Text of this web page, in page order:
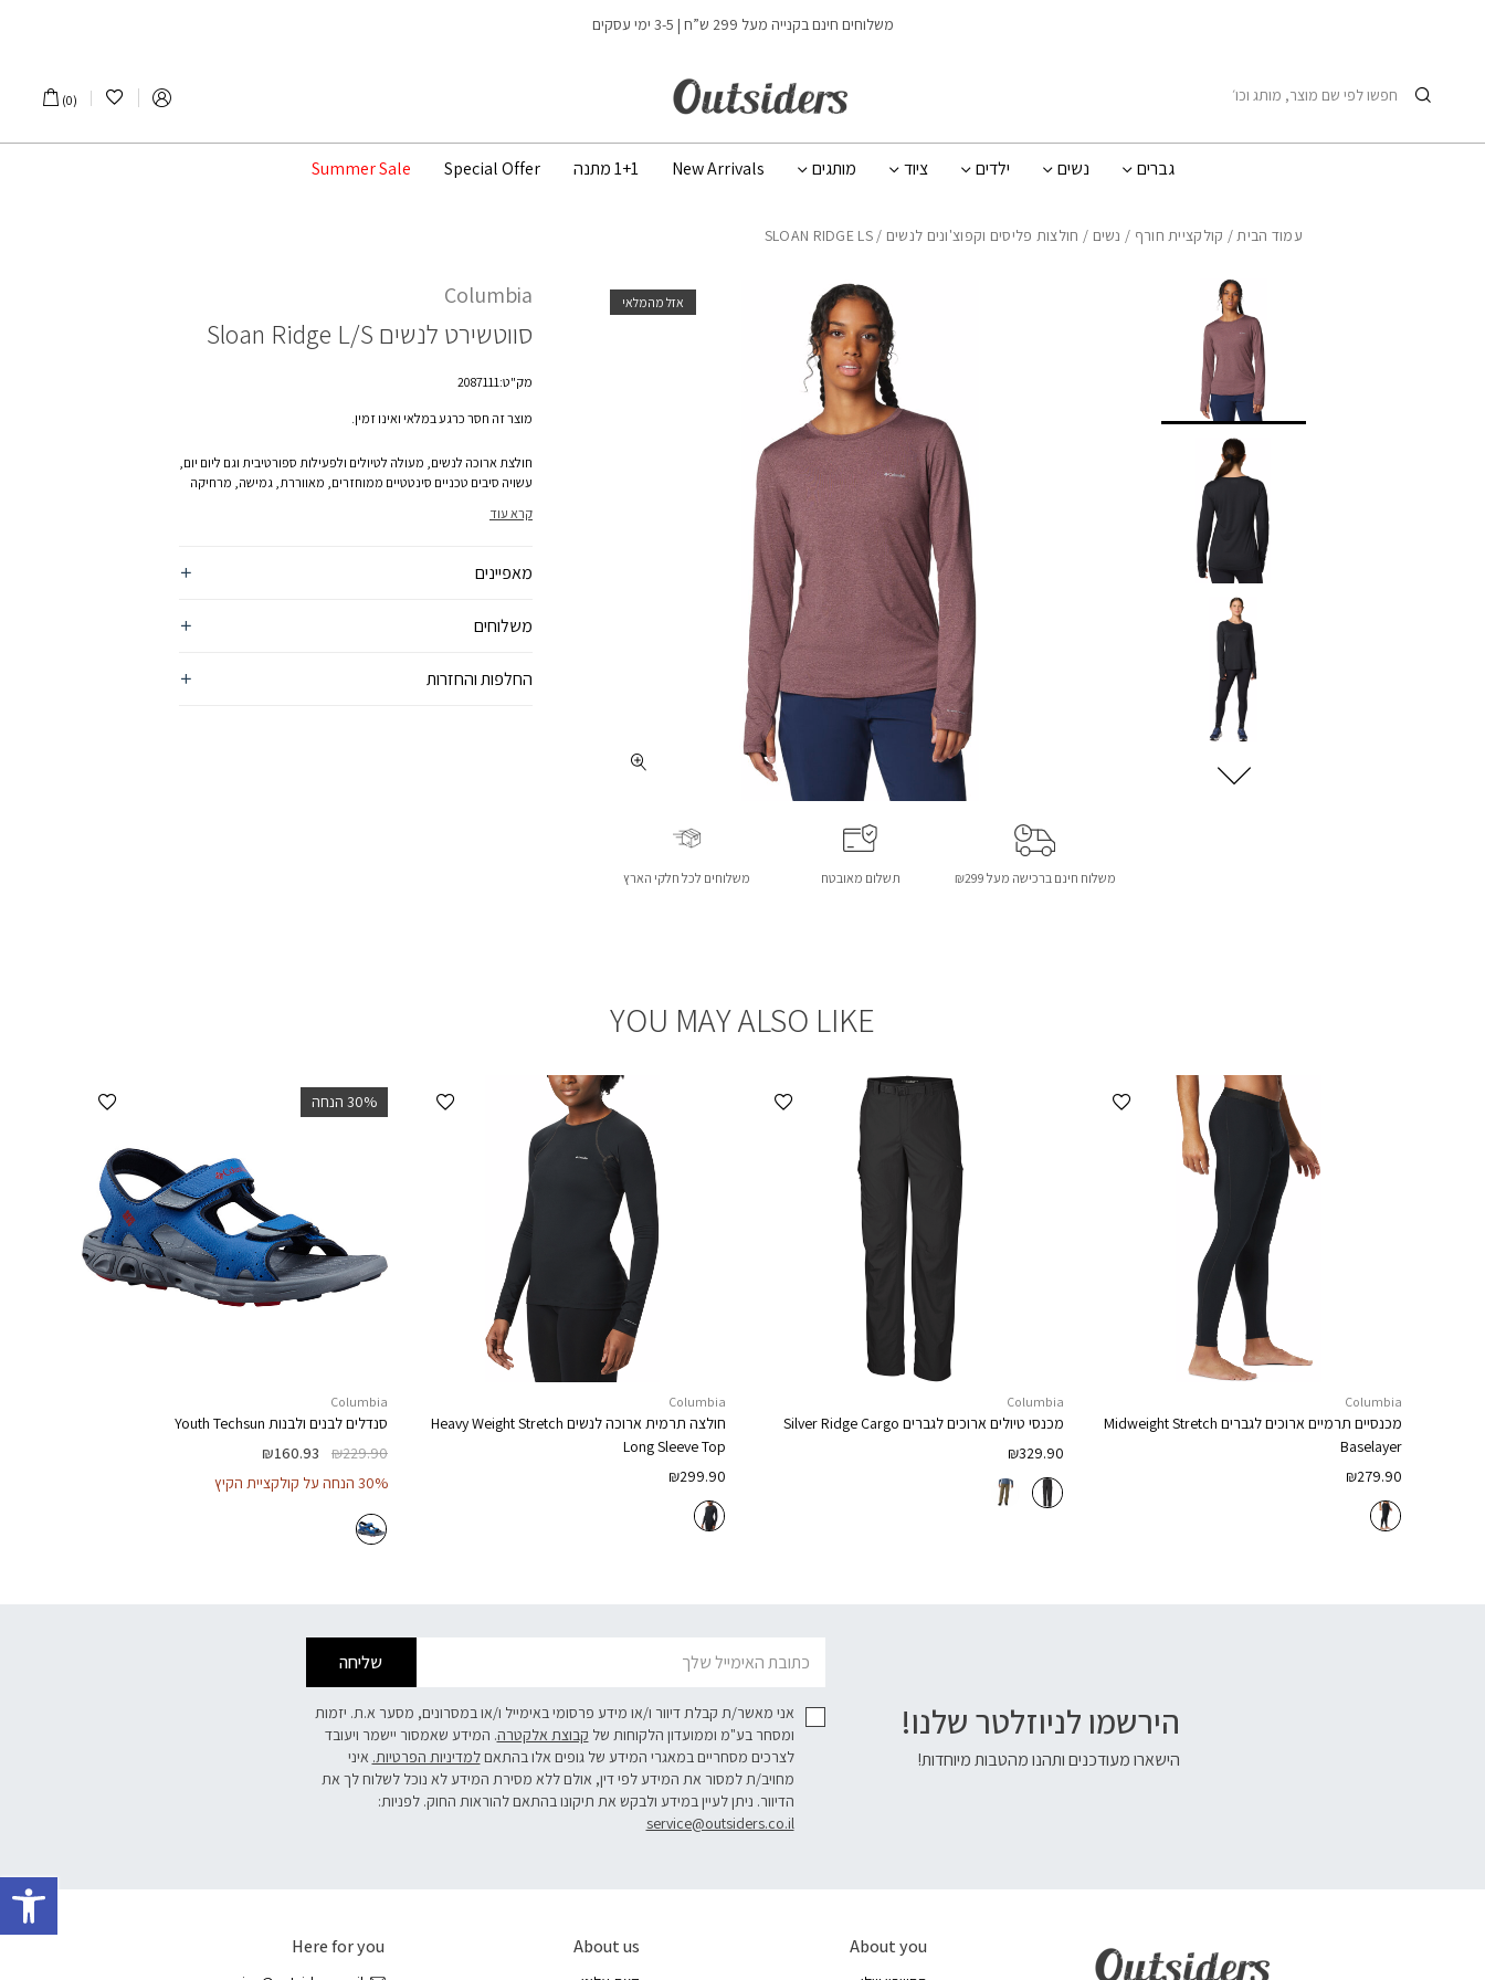
משלוחים חינם בקנייה מעל 299 ש”ח | 3-5 ימי עסקים
הרשימה שלי
0
חיפוש
גברים נשים ילדים ציוד מותגים New Arrivals 1+1 מתנה Special Offer
Summer Sale
עמוד הבית/ קולקציית חורף / נשים / חולצות פליסים וקפוצ'ונים לנשים / SLOAN RIDGE LS
Columbia
סווטשירט לנשים Sloan Ridge L/S
מק"ט:2087111
מוצר זה חסר כרגע במלאי ואינו זמין.
חולצת ארוכה לנשים, מעולה לטיולים ולפעילות ספורטיבית וגם ליום יום,
עשויה סיבים טכניים סינטטיים ממוחזרים, מאווררת, גמישה, מרחיקה
קרא עוד
מאפיינים
משלוחים
החלפות והחזרות
אזל מהמלאי
משלוח חינם ברכישה מעל ₪299 תשלום מאובטח משלוחים לכל חלקי הארץ
YOU MAY ALSO LIKE
הוספה למועדפים
Columbia
מכנסיים תרמיים ארוכים לגברים Midweight Stretch
Baselayer
₪279.90
הוספה למועדפים
Columbia
מכנסי טיולים ארוכים לגברים Silver Ridge Cargo
₪329.90
הוספה למועדפים
Columbia
חולצה תרמית ארוכה לנשים Heavy Weight Stretch
Long Sleeve Top
₪299.90
הוספה למועדפים ‫30% הנחה
Columbia
סנדלים לבנים ולבנות Youth Techsun
₪229.90
₪160.93
30% הנחה על קולקציית הקיץ
הירשמו לניוזלטר שלנו!
הישארו מעודכנים ותהנו מהטבות מיוחדות!
שליחה
אני מאשר/ת קבלת דיוור ו/או מידע פרסומי באימייל ו/או במסרונים, מסער א.ת. יזמות
ומסחר בע"מ וממועדון הלקוחות של קבוצת אלקטרה. המידע שאמסור יישמר ויעובד
לצרכים מסחריים במאגרי המידע של גופים אלו בהתאםלמדיניות הפרטיות. איני
מחויב/ת למסור את המידע לפי דין, אולם ללא מסירת המידע לא נוכל לשלוח לך את
הדיוור. ניתן לעיין במידע ולבקש את תיקונו בהתאם להוראות החוק. לפניות:
service@outsiders.co.il
About you
About us
Here for you